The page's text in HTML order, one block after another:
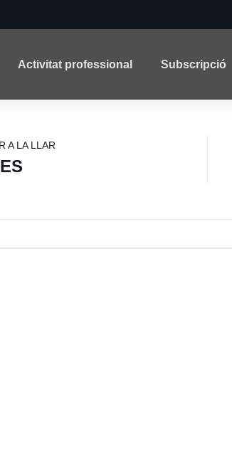
Activitat professional Subscripció
A LA LLAR